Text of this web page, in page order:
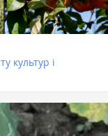
культур і